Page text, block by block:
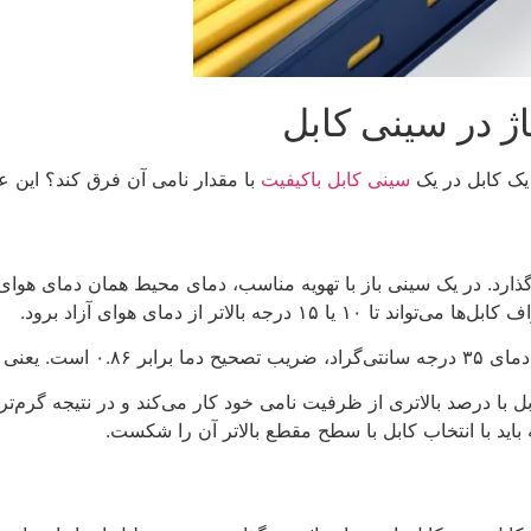
در سینی کابل
کابل در یک سینی کابل باکیفیت با مقدار نامی آن فرق کند؟ این
از دمای هوای آزاد برود.
درصد بالاتری از ظرفیت نامی خود کار می‌کند و در نتیجه
با انتخاب کابل با سطح مقطع بالاتر آن را شکست.